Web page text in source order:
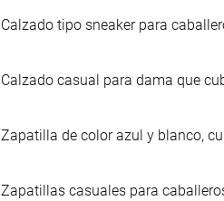
Calzado tipo sneaker para
Calzado casual para dama que
Zapatilla de color azul y blanco,
Zapatillas casuales para